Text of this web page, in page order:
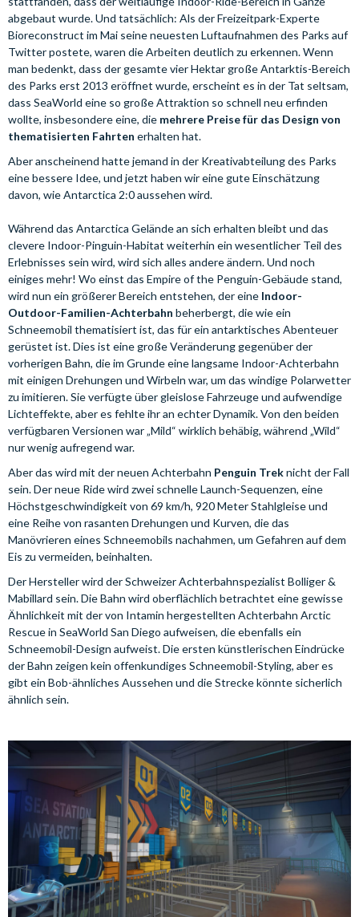
abgebaut wurde. Und tatsächlich: Als der Freizeitpark-Experte
Bioreconstruct im Mai seine neuesten Luftaufnahmen des Parks auf
Twitter postete, waren die Arbeiten deutlich zu erkennen. Wenn
man bedenkt, dass der gesamte vier Hektar große Antarktis-Bereich
des Parks erst 2013 eröffnet wurde, erscheint es in der Tat seltsam,
dass SeaWorld eine so große Attraktion so schnell neu erfinden
wollte, insbesondere eine, die mehrere Preise für das Design von
thematisierten Fahrten erhalten hat.
Aber anscheinend hatte jemand in der Kreativabteilung des Parks
eine bessere Idee, und jetzt haben wir eine gute Einschätzung
davon, wie Antarctica 2:0 aussehen wird.
Während das Antarctica Gelände an sich erhalten bleibt und das
clevere Indoor-Pinguin-Habitat weiterhin ein wesentlicher Teil des
Erlebnisses sein wird, wird sich alles andere ändern. Und noch
einiges mehr! Wo einst das Empire of the Penguin-Gebäude stand,
wird nun ein größerer Bereich entstehen, der eine Indoor-
Outdoor-Familien-Achterbahn beherbergt, die wie ein
Schneemobil thematisiert ist, das für ein antarktisches Abenteuer
gerüstet ist. Dies ist eine große Veränderung gegenüber der
vorherigen Bahn, die im Grunde eine langsame Indoor-Achterbahn
mit einigen Drehungen und Wirbeln war, um das windige Polarwetter
zu imitieren. Sie verfügte über gleislose Fahrzeuge und aufwendige
Lichteffekte, aber es fehlte ihr an echter Dynamik. Von den beiden
verfügbaren Versionen war „Mild“ wirklich behäbig, während „Wild“
nur wenig aufregend war.
Aber das wird mit der neuen Achterbahn Penguin Treknicht der Fall
sein. Der neue Ride wird zwei schnelle Launch-Sequenzen, eine
Höchstgeschwindigkeit von 69 km/h, 920 Meter Stahlgleise und
eine Reihe von rasanten Drehungen und Kurven, die das
Manövrieren eines Schneemobils nachahmen, um Gefahren auf dem
Eis zu vermeiden, beinhalten.
Der Hersteller wird der Schweizer Achterbahnspezialist Bolliger &
Mabillard sein. Die Bahn wird oberflächlich betrachtet eine gewisse
Ähnlichkeit mit der von Intamin hergestellten Achterbahn Arctic
Rescue in SeaWorld San Diego aufweisen, die ebenfalls ein
Schneemobil-Design aufweist. Die ersten künstlerischen Eindrücke
der Bahn zeigen kein offenkundiges Schneemobil-Styling, aber es
gibt ein Bob-ähnliches Aussehen und die Strecke könnte sicherlich
ähnlich sein.